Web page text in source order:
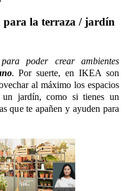
para la terraza / jardín
poder crear ambientes
.Por suerte, en IKEA son
al máximo los espacios
un jardín, como si tienes un
que te apañen y ayuden para